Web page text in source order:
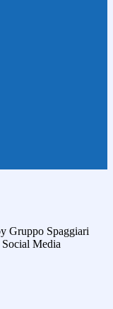
Gruppo Spaggiari
Media